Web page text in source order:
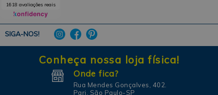
SIGA-NOS!
1618 avaliações reais
Conheça nossa loja física!
Onde fica?
Rua Mendes Gonçalves, 402.
Pari, São Paulo-SP